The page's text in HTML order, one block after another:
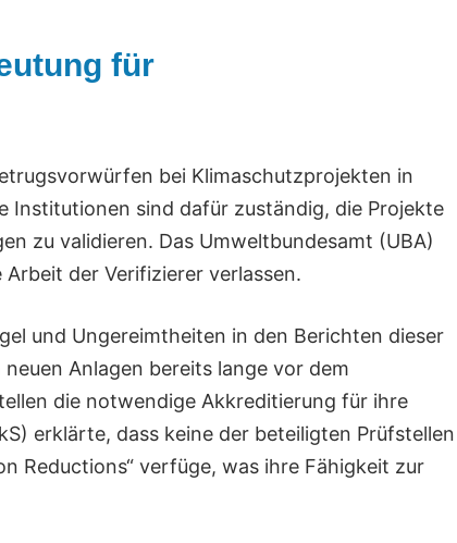
für
bei Klimaschutzprojekten in
Institutionen sind dafür zuständig, die Projekte
zu validieren. Das Umweltbundesamt (UBA)
der Verifizierer verlassen.
und Ungereimtheiten in den Berichten dieser
Anlagen bereits lange vor dem
die notwendige Akkreditierung für ihre
erklärte, dass keine der beteiligten Prüfstellen
Reductions“ verfüge, was ihre Fähigkeit zur